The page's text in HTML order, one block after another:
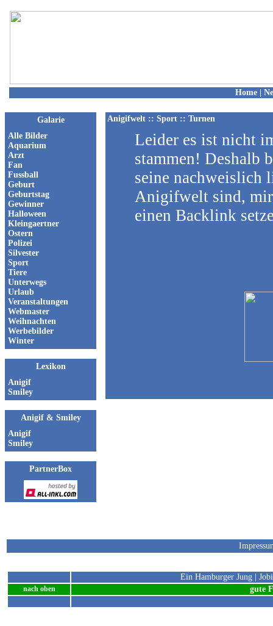
Home
Galarie
Alle Bilder
Aquarium
Arzt
Fan
Fussball
Geburt
Geburtstag
Gewinner
Halloween
Kleingaertner
Ostern
Polizei
Silvester
Sport
Tiere
Unterwegs
Urlaub
Veranstaltungen
Webmaster
Weihnachten
Werbebilder
Winter
Lexikon
Anigif
Smiley
Anigif & Smiley
Anigif
Smiley
PartnerBox
Anigifwelt :: Sport :: Turnen
Leider es ist nicht
stammen! Deshalb
seine nachweislich
Anigifwelt sind, mir
einen Backlink
Ein Hamburger Jung
nach oben gute